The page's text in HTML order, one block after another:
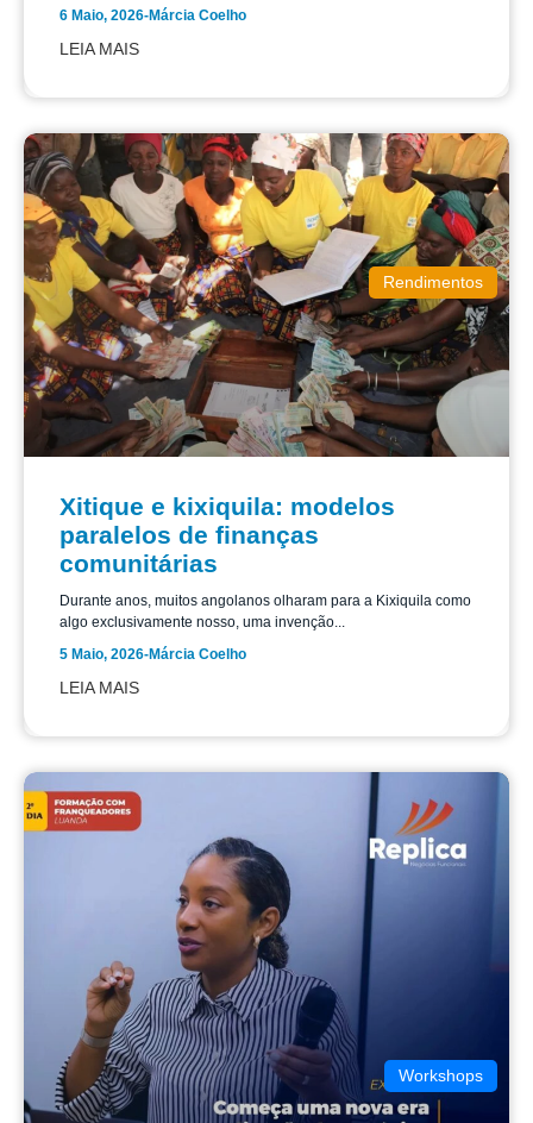
6 Maio, 2026-Márcia Coelho
LEIA MAIS
Rendimentos
Xitique e kixiquila: modelos
paralelos de finanças
comunitárias
Durante anos, muitos angolanos olharam para a Kixiquila como
algo exclusivamente nosso, uma invenção...
5 Maio, 2026-Márcia Coelho
LEIA MAIS
Workshops